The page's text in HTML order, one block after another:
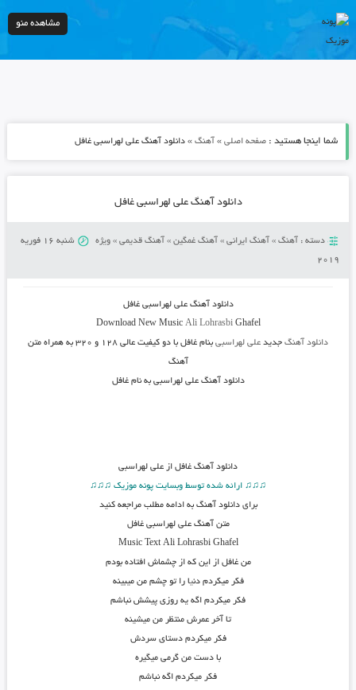
مشاهده منو
شما اینجا هستید : صفحه اصلی» آهنگ» دانلود آهنگ علی لهراسبی غافل
دانلود آهنگ علی لهراسبی غافل
دسته : آهنگ» آهنگ ایرانی» آهنگ غمگین» آهنگ قدیمی» ویژه
شنبه 16 فوریه
2019
دانلود آهنگعلی لهراسبی غافل
Download New Music Ali LohrasbiGhafel
دانلود آهنگجدید علی لهراسبیبنام غافل
با دو کیفیت عالی ۱۲۸ و ۳۲۰ به همراه متن
آهنگ
دانلود آهنگ علی لهراسبی به نام غافل
دانلود آهنگغافل از علی لهراسبی
♫♫♫ ارائه شده توسط وبسایت پونه موزیک ♫♫♫
برای دانلود آهنگ به ادامه مطلب مراجعه کنید
متن آهنگ علی لهراسبی غافل
Music Text Ali Lohrasbi Ghafel
من غافل از این که از چشماش افتاده بودم
فکر میکردم دنیا را تو چشم من میبینه
فکر میکردم اگه یه روزی پیشش نباشم
تا آخر عمرش منتظر من میشینه
فکر میکردم دستای سردش
با دست من گرمی میگیره
فکر میکردم اگه نباشم